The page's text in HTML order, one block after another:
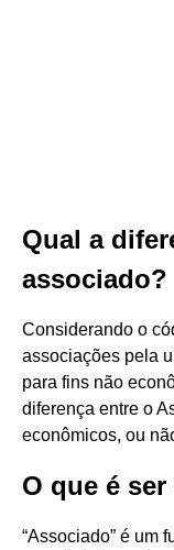
Qual a
associado?
Considerando o
associações pela
para fins não
diferença entre o
econômicos, ou
O que é
“Associado” é um